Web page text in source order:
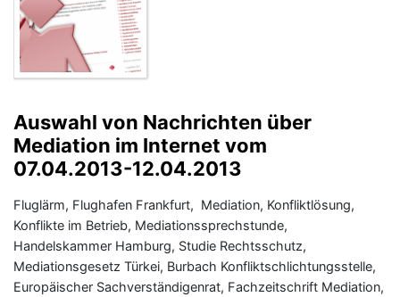
Auswahl von Nachrichten über
Mediation im Internet vom
07.04.2013-12.04.2013
Fluglärm, Flughafen Frankfurt, Mediation, Konfliktlösung,
Konflikte im Betrieb, Mediationssprechstunde,
Handelskammer Hamburg, Studie Rechtsschutz,
Mediationsgesetz Türkei, Burbach Konfliktschlichtungsstelle,
Europäischer Sachverständigenrat, Fachzeitschrift Mediation,